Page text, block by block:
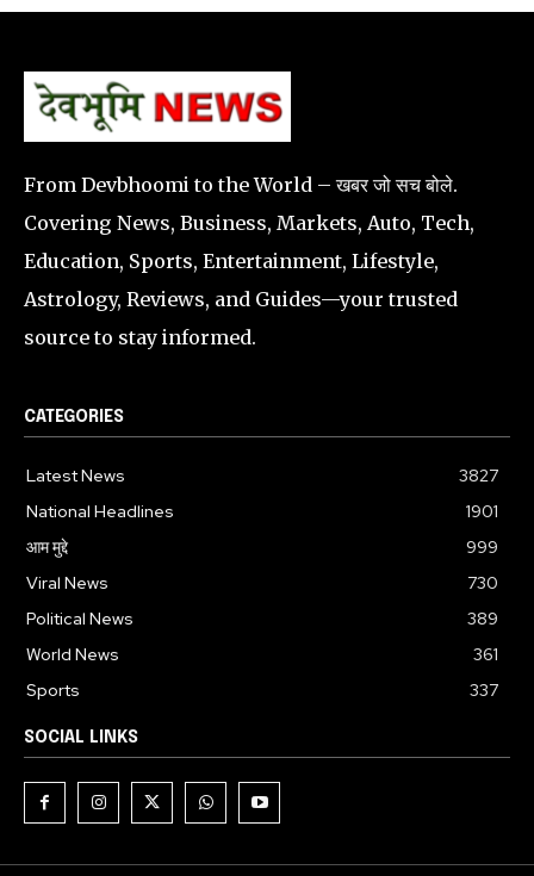
From Devbhoomi to the World – खबर जो सच बोले.
Covering News, Business, Markets, Auto, Tech,
Education, Sports, Entertainment, Lifestyle,
Astrology, Reviews, and Guides—your trusted
source to stay informed.
CATEGORIES
Latest News
3827
National Headlines
1901
आम मुद्दे
999
Viral News
730
Political News
389
World News
361
Sports
337
SOCIAL LINKS